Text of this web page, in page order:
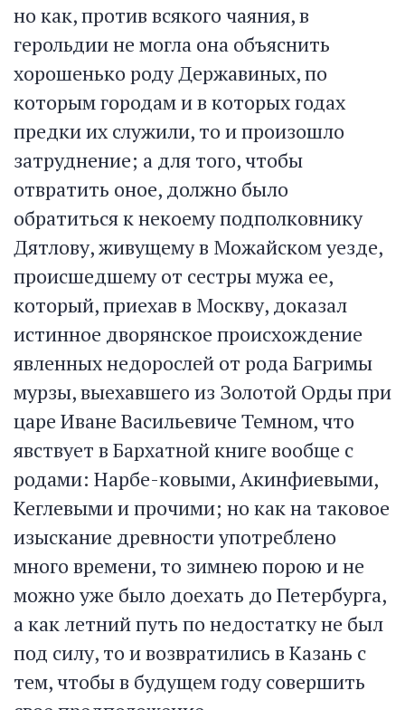
но как, против всякого чаяния, в
герольдии не могла она объяснить
хорошенько роду Державиных, по
которым городам и в которых годах
предки их служили, то и произошло
затруднение; а для того, чтобы
отвратить оное, должно было
обратиться к некоему подполковнику
Дятлову, живущему в Можайском уезде,
происшедшему от сестры мужа ее,
который, приехав в Москву, доказал
истинное дворянское происхождение
явленных недорослей от рода Багримы
мурзы, выехавшего из Золотой Орды при
царе Иване Васильевиче Темном, что
явствует в Бархатной книге вообще с
родами: Нарбе-ковыми, Акинфиевыми,
Кеглевыми и прочими; но как на таковое
изыскание древности употреблено
много времени, то зимнею порою и не
можно уже было доехать до Петербурга,
а как летний путь по недостатку не был
под силу, то и возвратились в Казань с
тем, чтобы в будущем году совершить